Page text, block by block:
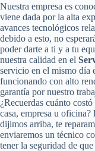
Nuestra empresa es
viene dada por la alta
avances tecnológicos
debido a esto, no
poder darte a ti y a tu
nuestra calidad en el
servicio en el mismo día
funcionando con alto
garantía por nuestro
¿Recuerdas cuánto
casa, empresa u
dijimos arriba, te
enviaremos un técnico
tener la seguridad de